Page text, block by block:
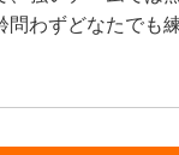
問わずどなたでも